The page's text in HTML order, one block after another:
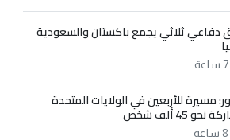
دفاعي ثلاثي يجمع باكستان والسعودية
مسيرة للأربعين في الولايات المتحدة
45 ألف شخص